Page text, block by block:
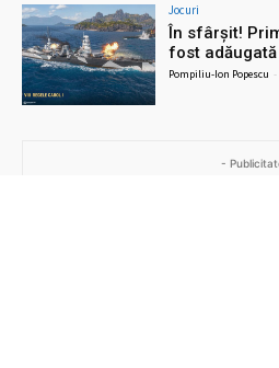
Jocuri
În sfârșit!
fost
Pompiliu-Ion Popescu -
-